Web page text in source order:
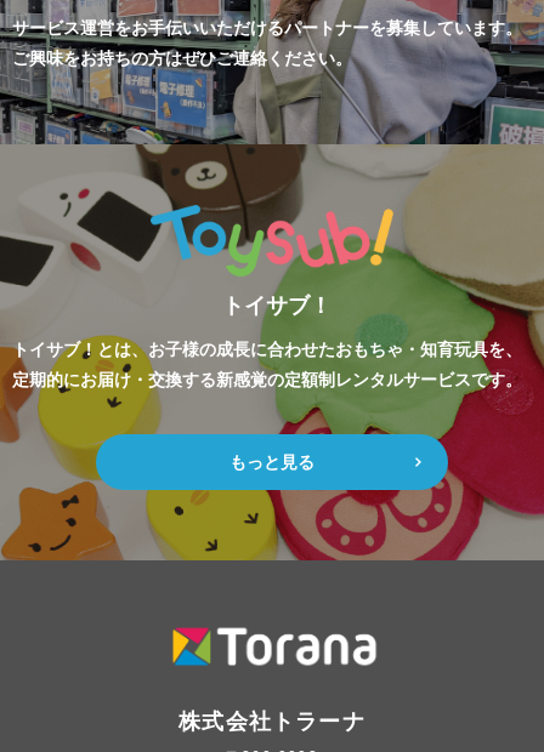
サービス運営をお手伝いいただけるパートナーを募集しています。
ご興味をお持ちの方はぜひご連絡ください。
トイサブ！
トイサブ！とは、お子様の成長に合わせたおもちゃ・知育玩具を、
定期的にお届け・交換する新感覚の定額制レンタルサービスです。
もっと見る
株式会社トラーナ